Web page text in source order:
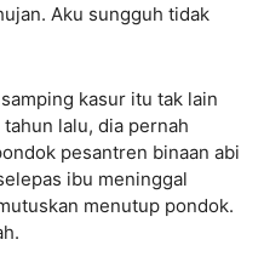
Aku sungguh tidak
kasur itu tak lain
lalu, dia pernah
pesantren binaan abi
ibu meninggal
menutup pondok.